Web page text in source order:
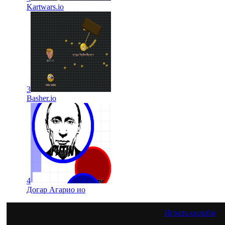
Kartwars.io
3
Basher.io
4
Догар Агарио ио
Играть онлайн